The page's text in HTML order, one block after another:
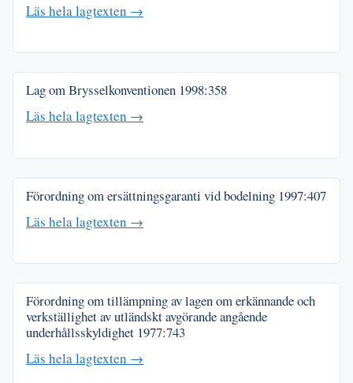
Läs hela lagtexten →
Lag om Brysselkonventionen 1998:358
Läs hela lagtexten →
Förordning om ersättningsgaranti vid bodelning 1997:407
Läs hela lagtexten →
Förordning om tillämpning av lagen om erkännande och
verkställighet av utländskt avgörande angående
underhållsskyldighet 1977:743
Läs hela lagtexten →